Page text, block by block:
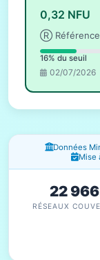
0,32 NFU
Ⓡ
16% du seuil
02/07/2026
Fenêtres
Données
Mise
22 966
RÉSEAUX